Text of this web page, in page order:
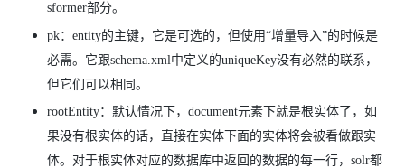
sformer部分。
pk：entity的主键，它是可选的，但使用“增量导入”的时候是
必需。它跟schema.xml中定义的uniqueKey没有必然的联系，
但它们可以相同。
rootEntity：默认情况下，document元素下就是根实体了，如
果没有根实体的话，直接在实体下面的实体将会被看做跟实
体。对于根实体对应的数据库中返回的数据的每一行，solr都